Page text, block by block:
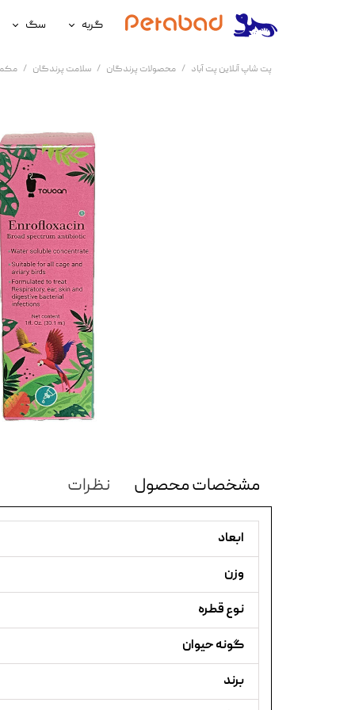
گربه
غذای گربه
آرایشی و بهداشتی گربه
سگ
غذای سگ
آرایشی و
پت شاپ آنلاین پت آباد محصولات پرندگان سلامت پرندگان
مشخصات محصول نظرات
ابعاد
وزن
نوع قطره
گونه حیوان
برند